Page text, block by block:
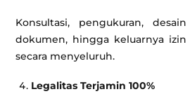
Konsultasi, pengukuran,
dokumen, hingga keluarnya
secara menyeluruh.
Legalitas Terjamin 100%